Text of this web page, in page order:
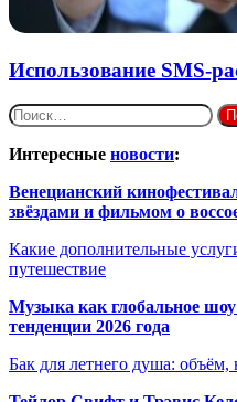
Использование SMS-
Найти:
Интересные новости:
Венецианский
звёздами и фильмом о
Какие дополнительные
путешествие
Музыка как глобальное
тенденции 2026 года
Бак для летнего душа: объём,